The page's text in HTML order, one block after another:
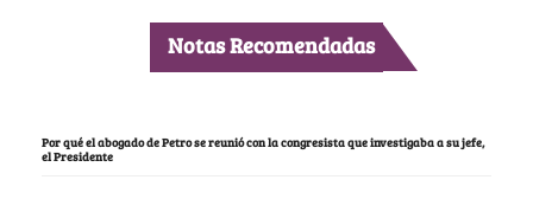
Notas Recomendadas
Por qué el abogado de Petro se reunió con la congresista que investigaba a su jefe,
el Presidente